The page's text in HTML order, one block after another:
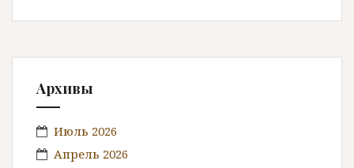
Архивы
Июль 2026
Апрель 2026